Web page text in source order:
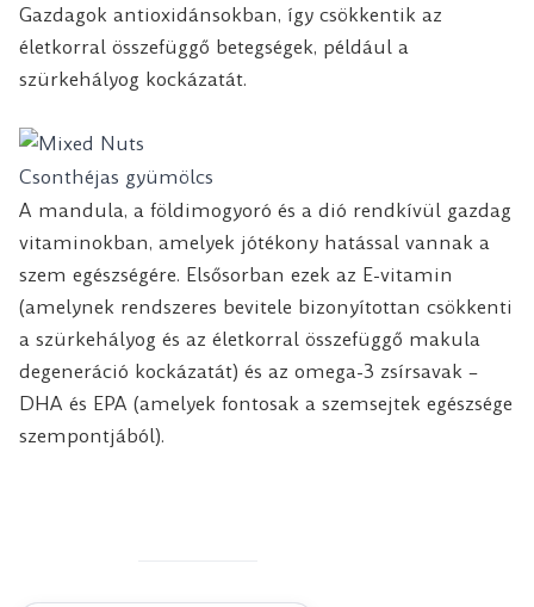
Gazdagok antioxidánsokban, így csökkentik az
életkorral összefüggő betegségek, például a
szürkehályog kockázatát.
Csonthéjas gyümölcs
A mandula, a földimogyoró és a dió rendkívül gazdag
vitaminokban, amelyek jótékony hatással vannak a
szem egészségére. Elsősorban ezek az E-vitamin
(amelynek rendszeres bevitele bizonyítottan csökkenti
a szürkehályog és az életkorral összefüggő makula
degeneráció kockázatát) és az omega-3 zsírsavak –
DHA és EPA (amelyek fontosak a szemsejtek egészsége
szempontjából).